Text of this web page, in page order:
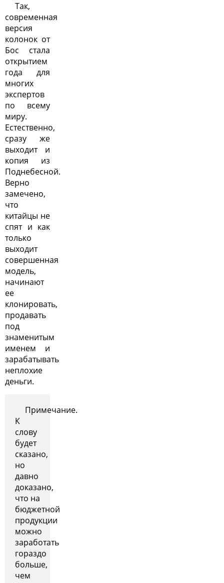
Так,
современная
версия
колонок от
Бос стала
открытием
года для
многих
экспертов
по всему
миру.
Естественно,
сразу же
выходит и
копия из
Поднебесной.
Верно
замечено,
что
китайцы не
спят и как
только
выходит
совершенная
модель,
начинают
ее
клонировать,
продавать
под
знаменитым
именем и
зарабатывать
неплохие
деньги.
Примечание.
К
слову
будет
сказано,
но
давно
доказано,
что на
бюджетной
продукции
можно
заработать
гораздо
больше,
чем